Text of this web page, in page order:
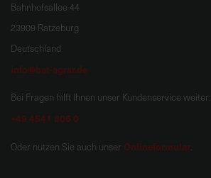
Bahnhofsallee 44
23909 Ratzeburg
Deutschland
info@bat-agrar.de
Bei Fragen hilft Ihnen unser Kundenservice weiter:
+49 4541 806 0
Oder nutzen Sie auch unser Onlineformular.